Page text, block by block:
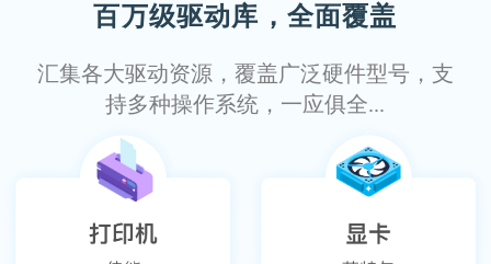
百万级驱动库，全面覆盖
汇集各大驱动资源，覆盖广泛硬件型号，支
持多种操作系统，一应俱全...